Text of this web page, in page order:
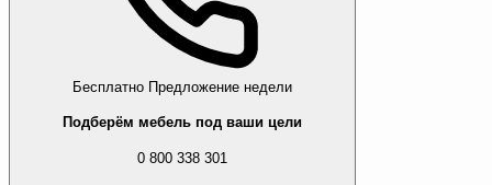
Бесплатно Предложение недели
Подберём мебель под ваши цели
0 800 338 301